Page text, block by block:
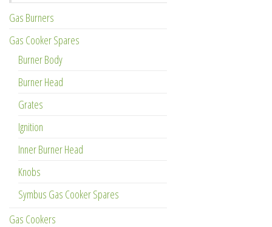
Gas Burners
Gas Cooker Spares
Burner Body
Burner Head
Grates
Ignition
Inner Burner Head
Knobs
Symbus Gas Cooker Spares
Gas Cookers